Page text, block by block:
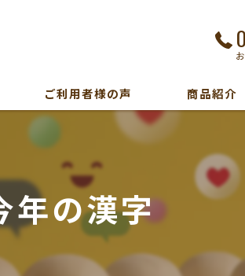
ご利用者様の声 商品紹介
年の漢字